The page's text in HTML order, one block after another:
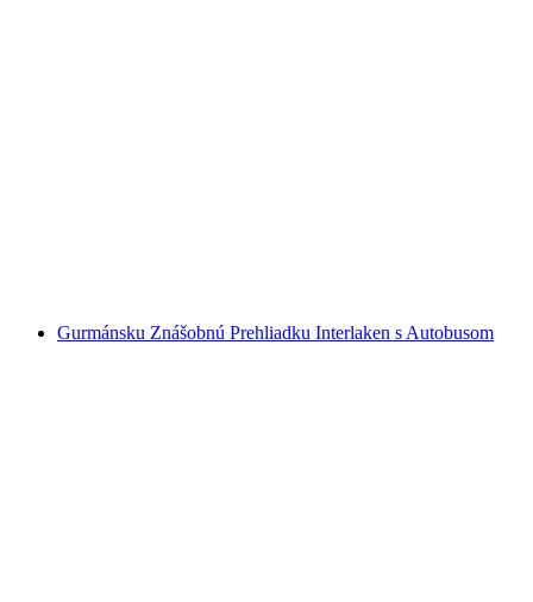
Gurmánsku Znášobnú Prehliadku Interlaken s Autobusom